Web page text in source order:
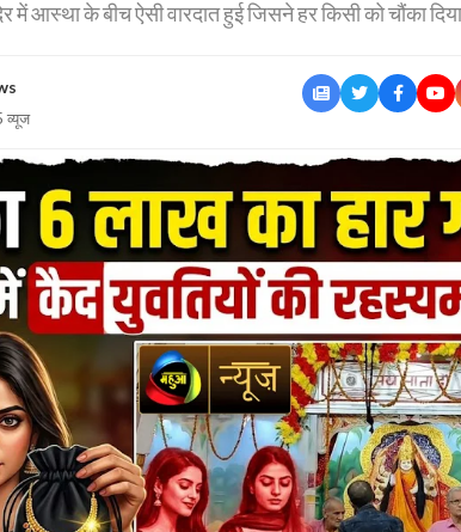
में आस्था के बीच ऐसी वारदात हुई जिसने हर किसी को चौंका